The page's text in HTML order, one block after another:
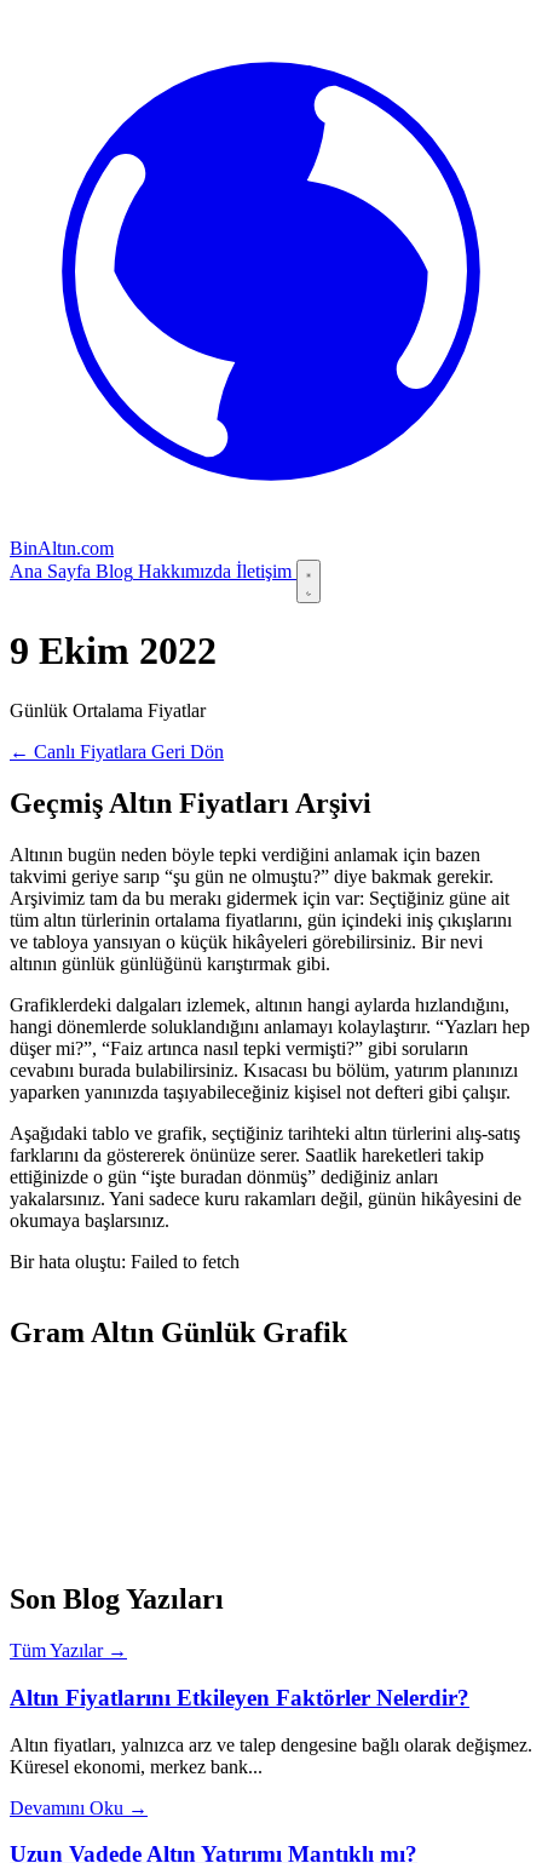
BinAltın.com
Ana Sayfa Blog Hakkımızda İletişim
9 Ekim 2022
Günlük Ortalama Fiyatlar
← Canlı Fiyatlara Geri Dön
Geçmiş Altın Fiyatları Arşivi
Altının bugün neden böyle tepki verdiğini anlamak için bazen
takvimi geriye sarıp “şu gün ne olmuştu?” diye bakmak gerekir.
Arşivimiz tam da bu merakı gidermek için var: Seçtiğiniz güne ait
tüm altın türlerinin ortalama fiyatlarını, gün içindeki iniş çıkışlarını
ve tabloya yansıyan o küçük hikâyeleri görebilirsiniz. Bir nevi
altının günlük günlüğünü karıştırmak gibi.
Grafiklerdeki dalgaları izlemek, altının hangi aylarda hızlandığını,
hangi dönemlerde soluklandığını anlamayı kolaylaştırır. “Yazları hep
düşer mi?”, “Faiz artınca nasıl tepki vermişti?” gibi soruların
cevabını burada bulabilirsiniz. Kısacası bu bölüm, yatırım planınızı
yaparken yanınızda taşıyabileceğiniz kişisel not defteri gibi çalışır.
Aşağıdaki tablo ve grafik, seçtiğiniz tarihteki altın türlerini alış-satış
farklarını da göstererek önünüze serer. Saatlik hareketleri takip
ettiğinizde o gün “işte buradan dönmüş” dediğiniz anları
yakalarsınız. Yani sadece kuru rakamları değil, günün hikâyesini de
okumaya başlarsınız.
Bir hata oluştu: Failed to fetch
Gram Altın Günlük Grafik
Son Blog Yazıları
Tüm Yazılar →
Altın Fiyatlarını Etkileyen Faktörler Nelerdir?
Altın fiyatları, yalnızca arz ve talep dengesine bağlı olarak değişmez.
Küresel ekonomi, merkez bank...
Devamını Oku →
Uzun Vadede Altın Yatırımı Mantıklı mı?